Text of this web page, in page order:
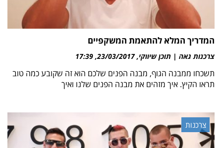
המדריך המלא להתאמת המשקפיים
צרכנות גאה | תוכן שיווקי 23/03/2017
17:39
תשכחו ממבנה הגוף, מבנה הפנים שלכם הוא זה שקובע כמה טוב
תראו הקיץ. איך מזהים את מבנה הפנים שלנו ואיך
צרכנות